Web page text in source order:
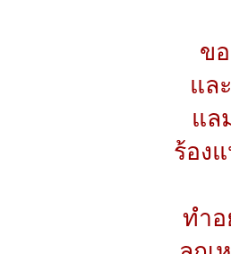
ข
แล
แล
ร้อง
ทำอ